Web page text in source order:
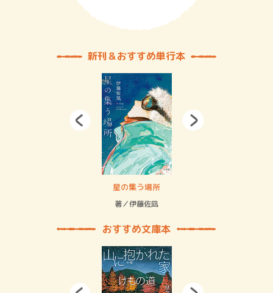
新刊＆おすすめ単行本
星の集う場所
著／伊藤佐凪
おすすめ文庫本